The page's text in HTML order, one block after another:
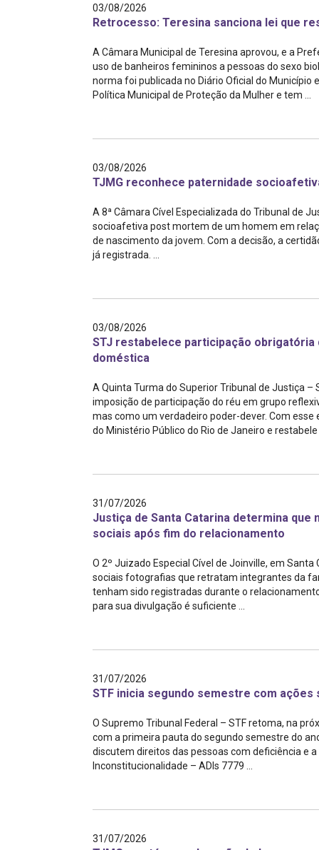
03/08/2026
Retrocesso: Teresina sanciona lei que
A Câmara Municipal de Teresina aprovou, e a
uso de banheiros femininos a pessoas do sexo
norma foi publicada no Diário Oficial do Município
Política Municipal de Proteção da Mulher e tem ...
03/08/2026
TJMG reconhece paternidade
A 8ª Câmara Cível Especializada do Tribunal de
socioafetiva post mortem de um homem em
de nascimento da jovem. Com a decisão, a
já registrada. ...
03/08/2026
STJ restabelece participação
doméstica
A Quinta Turma do Superior Tribunal de Justiça
imposição de participação do réu em grupo
mas como um verdadeiro poder-dever. Com
do Ministério Público do Rio de Janeiro e restabele
31/07/2026
Justiça de Santa Catarina determina
sociais após fim do relacionamento
O 2º Juizado Especial Cível de Joinville, em
sociais fotografias que retratam integrantes da
tenham sido registradas durante o
para sua divulgação é suficiente ...
31/07/2026
STF inicia segundo semestre com
O Supremo Tribunal Federal – STF retoma, na
com a primeira pauta do segundo semestre do
discutem direitos das pessoas com deficiência e
Inconstitucionalidade – ADIs 7779 ...
31/07/2026